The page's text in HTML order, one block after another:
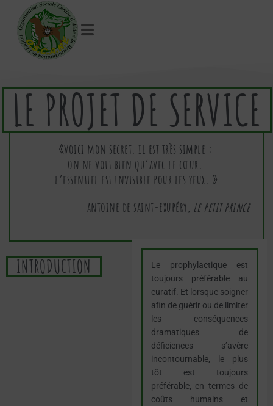
LE PROJET DE SERVICE
«voici mon secret. il est très simple :
on ne voit bien qu’avec le cœur.
l’essentiel est invisible pour les yeux. »
antoine de saint-exupéry, le petit prince
INTRODUCTION
Le prophylactique est
toujours préférable au
curatif. Et lorsque soigner
afin de guérir ou de limiter
les conséquences
dramatiques de
déficiences s’avère
incontournable, le plus
tôt est toujours
préférable, en termes de
coûts humains et